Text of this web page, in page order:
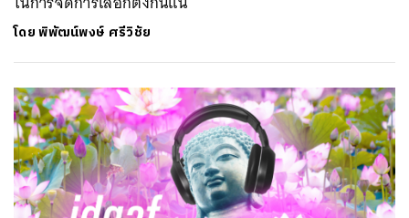
โดยพิพัฒน์พงษ์ ศรีวิชัย